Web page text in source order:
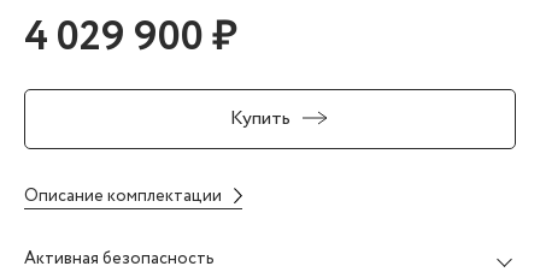
4 029 900 ₽
Купить
Описание комплектации
Активная безопасность